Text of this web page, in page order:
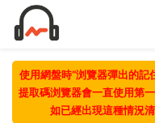
使用網盤時“浏覽器彈出的記
提取碼浏覽器會一直使用第
如已經出現這種情況